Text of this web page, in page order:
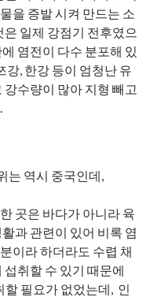
을 증발 시켜 만드는 소
일제 강점기 전후였으
염전이 다수 분포해 있
강, 한강 등이 엄청난 유
수량이 많아 지형 빼고
는 역시 중국인데,
곳은 바다가 아니라 육
과 관련이 있어 비록 염
이라 하더라도 수렵 채
취할 수 있기 때문에
할 필요가 없었는데, 인